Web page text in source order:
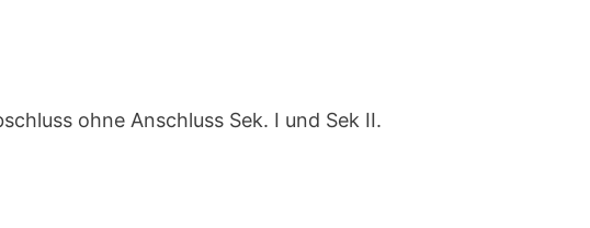
ohne Anschluss Sek. I und Sek II.